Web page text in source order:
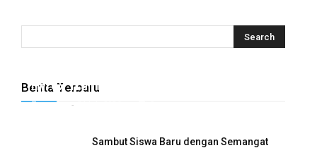
Berita Terbaru
Hyrox Training x Extracuriculer Exhabition
Tugasku -
Sambut Siswa Baru dengan Semangat